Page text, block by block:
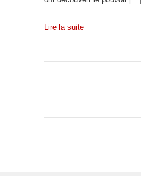
Lire la suite